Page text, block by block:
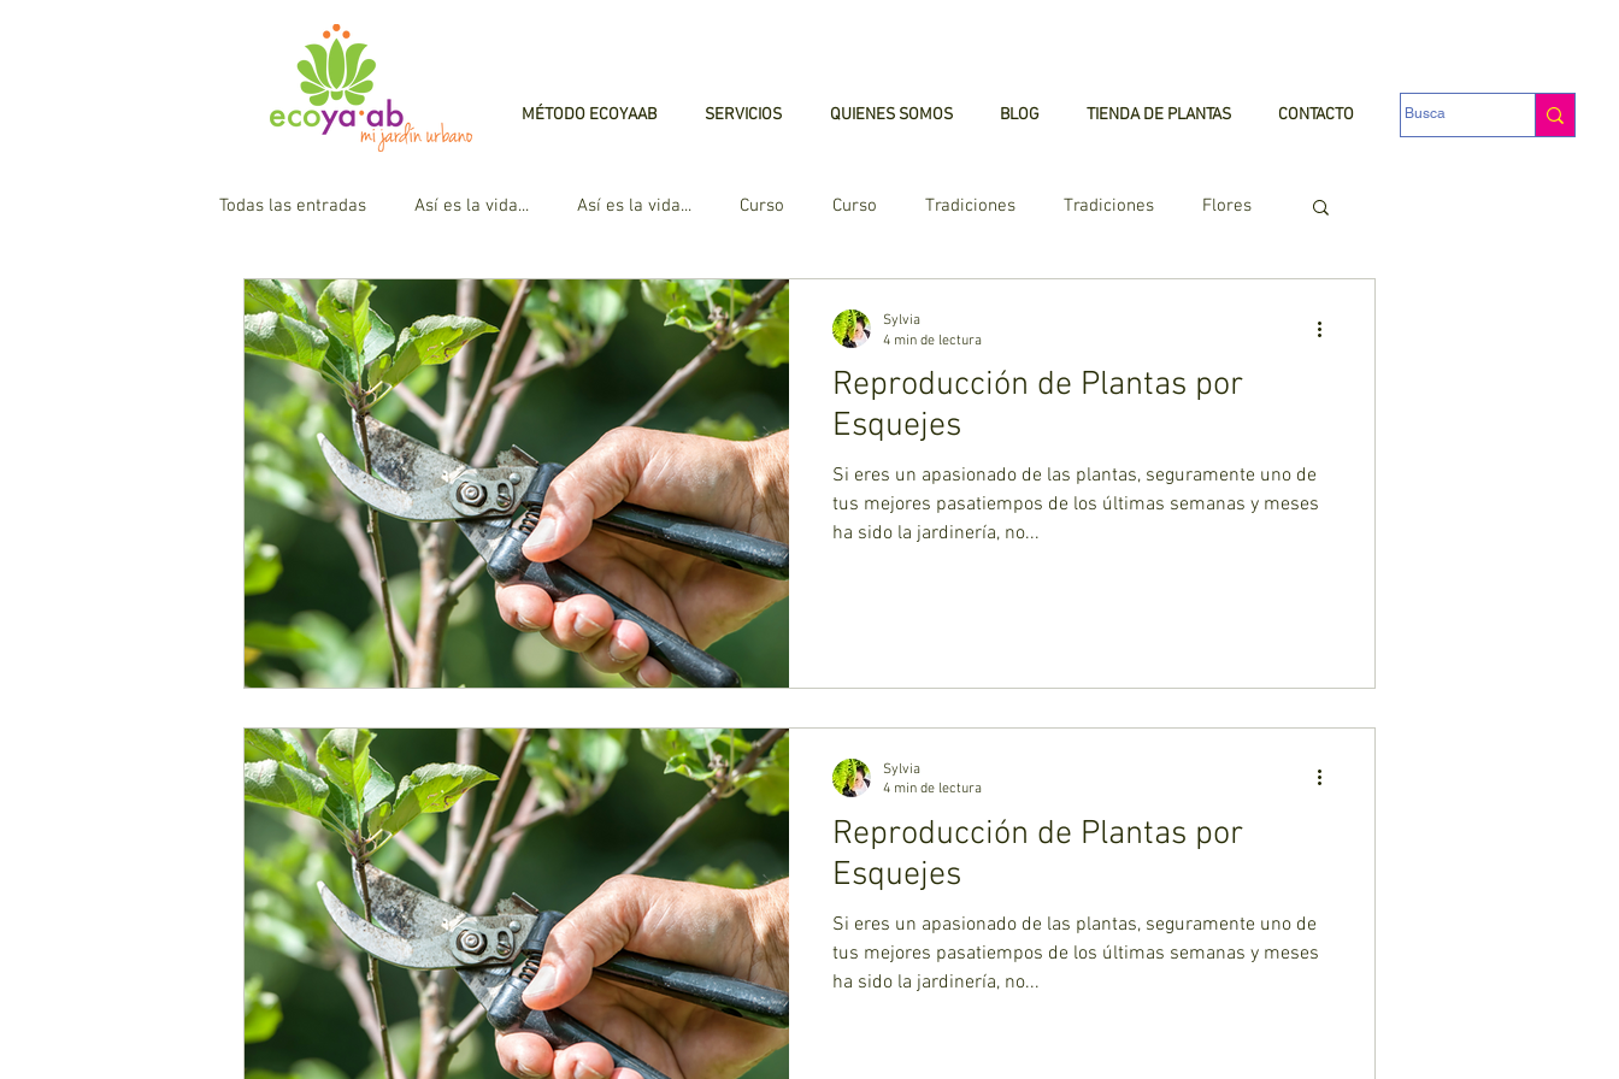
MÉTODO ECOYAAB SERVICIOS QUIENES SOMOS BLOG TIENDA DE PLANTAS CONTACTO
Todas las entradas Así es la vida... Así es la vida... Curso Curso Tradiciones Tradiciones Flores
Flores Huerto Urbano Huerto Urbano Jardines Verticales
Plantas de Sombra Paisajismo Enfermedades Cuidado de Plantas Ecología
Reproducción de Plantas por
Esquejes
Si eres un apasionado de las plantas, seguramente uno de
tus mejores pasatiempos de los últimas semanas y meses
ha sido la jardinería, no...
Sylvia
4 min de lectura
Reproducción de Plantas por
Esquejes
Si eres un apasionado de las plantas, seguramente uno de
tus mejores pasatiempos de los últimas semanas y meses
ha sido la jardinería, no...
Sylvia
4 min de lectura